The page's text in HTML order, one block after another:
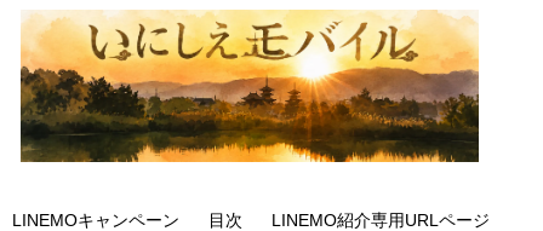
LINEMOキャンペーン 目次 LINEMO紹介専用URLページ